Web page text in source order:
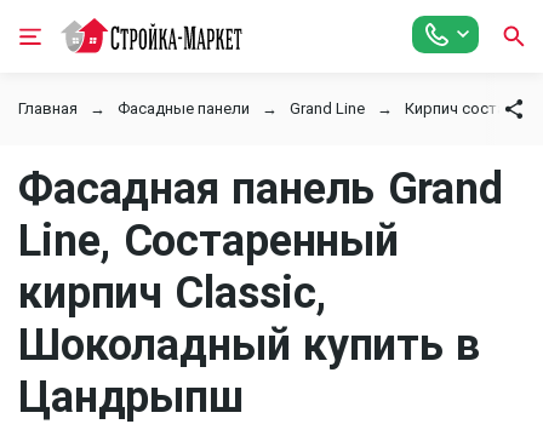
Главная Фасадные панели Grand Line Кирпич
Фасадная панель Grand
Line, Состаренный
кирпич Classic,
Шоколадный купить в
Цандрыпш